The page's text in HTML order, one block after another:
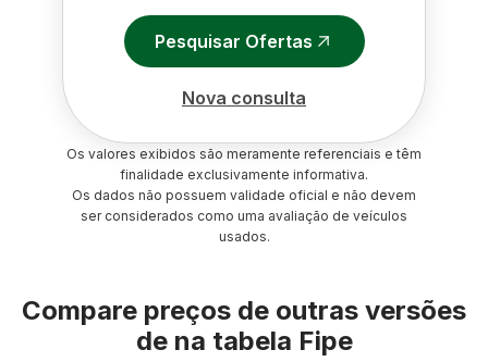
Pesquisar Ofertas
Nova consulta
Os valores exibidos são meramente referenciais e têm
finalidade exclusivamente informativa.
Os dados não possuem validade oficial e não devem
ser considerados como uma avaliação de veículos
usados.
Compare preços de outras versões
de na tabela Fipe